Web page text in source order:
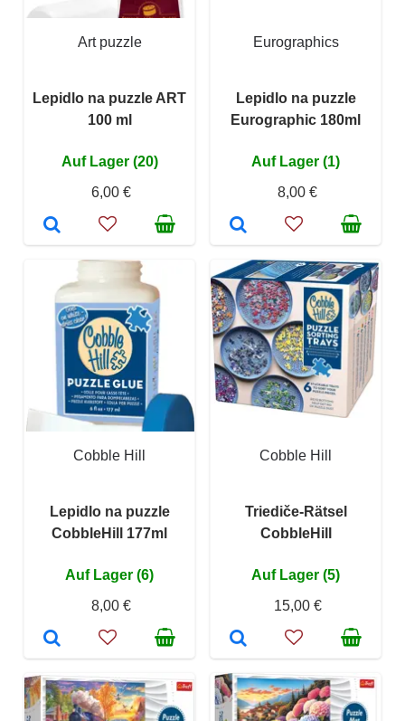
Art puzzle
Lepidlo na puzzle ART
100 ml
Auf Lager (20)
6,00 €
Eurographics
Lepidlo na puzzle
Eurographic 180ml
Auf Lager (1)
8,00 €
Cobble Hill
Lepidlo na puzzle
CobbleHill 177ml
Auf Lager (6)
8,00 €
Cobble Hill
Triediče-Rätsel
CobbleHill
Auf Lager (5)
15,00 €